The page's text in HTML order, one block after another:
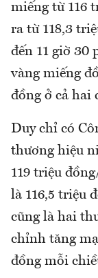
miếng từ 116
ra từ 118,3
đến 11 giờ 30
vàng miếng
đồng ở cả hai
Duy chỉ có
thương hiệu
119 triệu
là 116,5 triệu
cũng là hai
chỉnh tăng
đồng mỗi